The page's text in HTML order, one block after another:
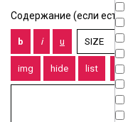
Содержание (если есть):